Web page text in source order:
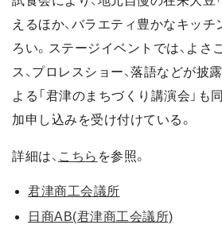
えるほか、バラエティ豊かなキッ
ろい。ステージイベントでは、よさ
ス、プロレスショー、落語などが披
よる「君津のまちづくり講演会」も
加申し込みを受け付けている。
詳細は、 こちら を参照。
君津商工会議所
日商AB(君津商工会議所)